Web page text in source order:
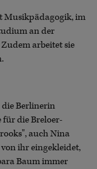
Musikpädagogik, im
an der
arbeitet sie
die Berlinerin
für die Breloer-
auch Nina
ihr eingekleidet,
Baum immer